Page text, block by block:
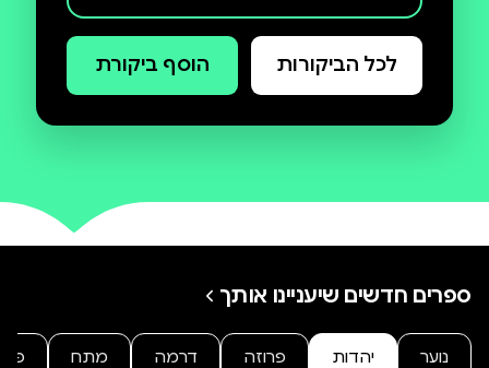
את ג'וש — ארוסה האהוב אותו איבדה
באופן טרגי — ואת הבגידות והאכזבות
של החיים המודרניים, בחיפוש אחר
לכל הביקורות הוסף ביקורת
ספרים חדשים שיעניינו אותך
נוער יהדות פרוזה דרמה מתח